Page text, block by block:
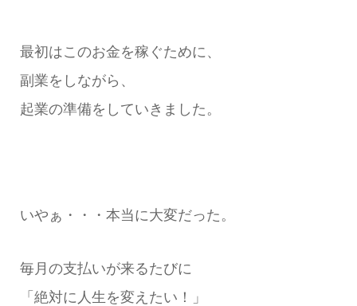
最初はこのお金を稼ぐために、
副業をしながら、
起業の準備をしていきました。
いやぁ・・・本当に大変だった。
毎月の支払いが来るたびに
「絶対に人生を変えたい！」